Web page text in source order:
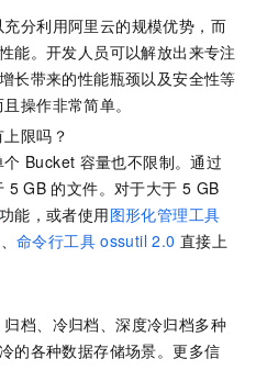
分利用阿里云的规模优势，而
能。开发人员可以解放出来专注
长带来的性能瓶颈以及安全性等
操作非常简单。
限吗？
个 Bucket 容量也不限制。通过
5 GB 的文件。对于大于 5 GB
功能，或者使用图形化管理工具
、命令行工具 ossutil 2.0 直接上
档、冷归档、深度冷归档多种
的各种数据存储场景。更多信